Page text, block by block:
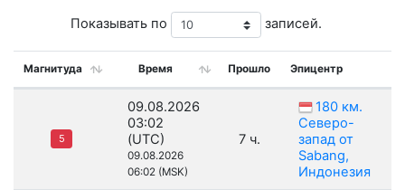
Показывать по записей.
Магнитуда Время Прошло Эпицентр
5
09.08.2026
03:02
(UTC)
09.08.2026
06:02 (MSK)
7 ч.
180 км.
Северо-
запад от
Sabang,
Индонезия